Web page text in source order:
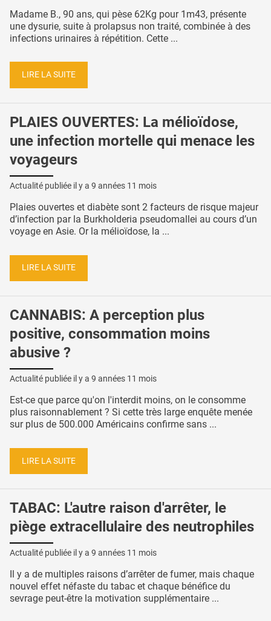
Madame B., 90 ans, qui pèse 62Kg pour 1m43, présente
une dysurie, suite à prolapsus non traité, combinée à des
infections urinaires à répétition. Cette ...
LIRE LA SUITE
PLAIES OUVERTES: La mélioïdose,
une infection mortelle qui menace les
voyageurs
Actualité publiée il y a 9 années 11 mois
Plaies ouvertes et diabète sont 2 facteurs de risque majeur
d’infection par la Burkholderia pseudomallei au cours d’un
voyage en Asie. Or la mélioïdose, la ...
LIRE LA SUITE
CANNABIS: A perception plus
positive, consommation moins
abusive ?
Actualité publiée il y a 9 années 11 mois
Est-ce que parce qu'on l'interdit moins, on le consomme
plus raisonnablement ? Si cette très large enquête menée
sur plus de 500.000 Américains confirme sans ...
LIRE LA SUITE
TABAC: L'autre raison d'arrêter, le
piège extracellulaire des neutrophiles
Actualité publiée il y a 9 années 11 mois
Il y a de multiples raisons d’arrêter de fumer, mais chaque
nouvel effet néfaste du tabac et chaque bénéfice du
sevrage peut-être la motivation supplémentaire ...